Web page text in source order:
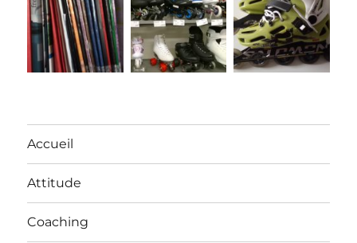
Accueil
Attitude
Coaching